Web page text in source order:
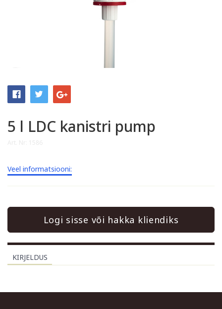
5 l LDC kanistri pump
Veel informatsiooni:
Logi sisse või hakka kliendiks
KIRJELDUS